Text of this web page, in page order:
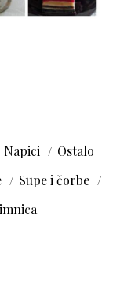
Napici
Ostalo
Supe i čorbe